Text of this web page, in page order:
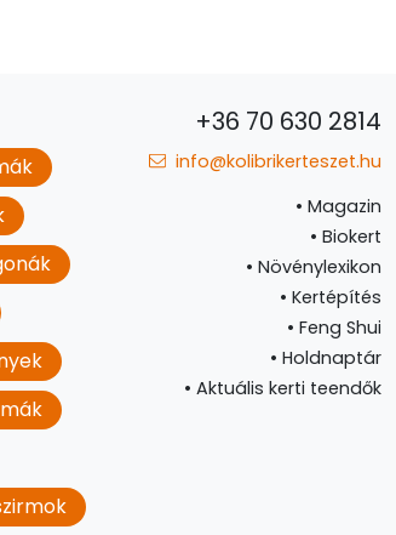
+36 70 630 2814
info@kolibrikerteszet.hu
• Magazin
• Biokert
• Növénylexikon
• Kertépítés
• Feng Shui
• Holdnaptár
• Aktuális kerti teendők